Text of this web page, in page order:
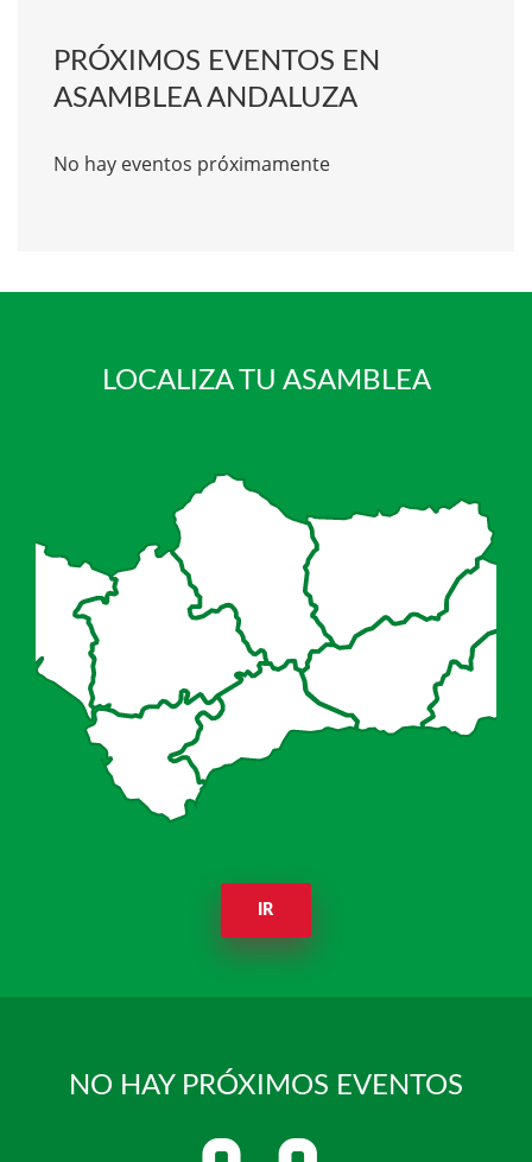
PRÓXIMOS EVENTOS EN
ASAMBLEA ANDALUZA
No hay eventos próximamente
LOCALIZA TU ASAMBLEA
IR
NO HAY PRÓXIMOS EVENTOS